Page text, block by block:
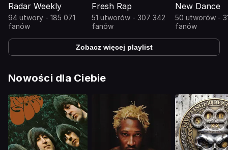
Radar Weekly
94 utwory - 185 071
fanów
Fresh Rap
51 utworów - 307 342
fanów
New Dance
50 utworów -
fanów
Zobacz więcej playlist
Nowości dla Ciebie